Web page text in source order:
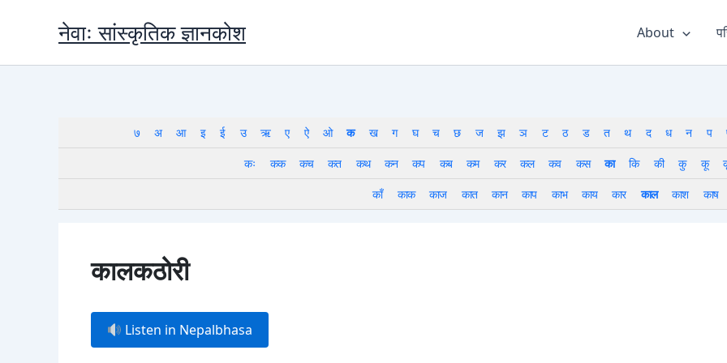
नेवाः सांस्कृतिक ज्ञानकोश About
७ अ आ इ ई उ ऋ ए ऐ ओ क ख ग घ च छ ज झ ञ ट ठ ड त थ द ध न प
कः
कक कच कत कथ कन कप कब कम कर कल कव कस का कि की कु कू
काँ
काक काज कात कान काप काभ काय कार काल काश काष
कालकठोरी
Listen in Nepalbhasa